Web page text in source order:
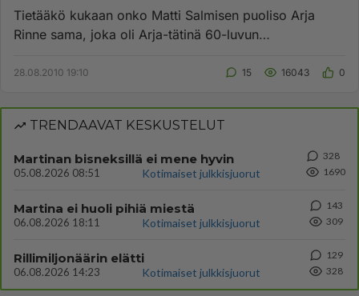
Tietääkö kukaan onko Matti Salmisen puoliso Arja
Rinne sama, joka oli Arja-tätinä 60-luvun
28.08.2010 19:10 15 16043 0
TRENDAAVAT KESKUSTELUT
Martinan bisneksillä ei mene hyvin
05.08.2026 08:51 Kotimaiset julkkisjuorut
328
1690
Martina ei huoli pihiä miestä
06.08.2026 18:11 Kotimaiset julkkisjuorut
143
309
Rillimiljonäärin elätti
06.08.2026 14:23 Kotimaiset julkkisjuorut
129
328